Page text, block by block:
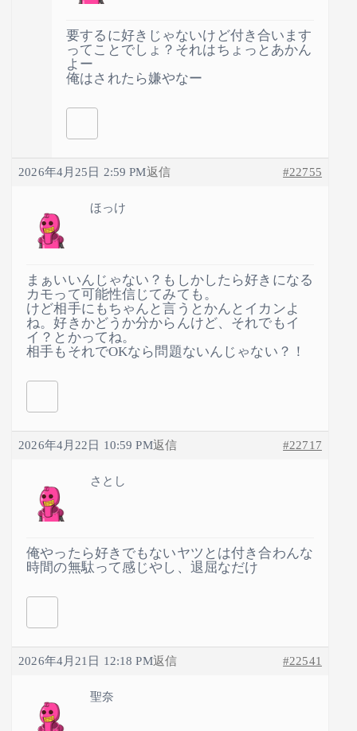
要するに好きじゃないけど付き合います
ってことでしょ？それはちょっとあかん
よー
俺はされたら嫌やなー
2026年4月25日 2:59 PM #22755
返信
ほっけ
まぁいいんじゃない？もしかしたら好きになる
カモって可能性信じてみても。
けど相手にもちゃんと言うとかんとイカンよ
ね。好きかどうか分からんけど、それでもイ
イ？とかってね。
相手もそれでOKなら問題ないんじゃない？！
2026年4月22日 10:59 PM #22717
返信
さとし
俺やったら好きでもないヤツとは付き合わんな
時間の無駄って感じやし、退屈なだけ
2026年4月21日 12:18 PM #22541
返信
聖奈